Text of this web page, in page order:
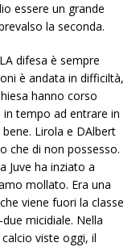
essere un grande
la seconda.
difesa è sempre
è andata in difficiltà,
hanno corso
tempo ad entrare in
Lirola e DAlbert
che di non possesso.
Juve ha inziato a
mollato. Era una
viene fuori la classe
micidiale. Nella
viste oggi, il